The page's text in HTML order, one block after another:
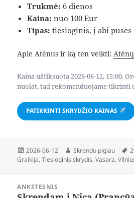
Trukmė: 6 dienos
Kaina: nuo 100 Eur
Tipas: tiesioginis, į abi puses
Apie Atėnus ir ką ten veikti:
Kaina užfiksuota 2026-06-12, 15:00.
nuolat, tad rekomenduojame tikrinti
PATIKRINTI SKRYDŽIO KAINAS
Paskelbta
2026-06-12 Autorius
Skrendu pigiau
Graikija,Tiesioginis skrydis,Vasara,
ANKSTESNIS